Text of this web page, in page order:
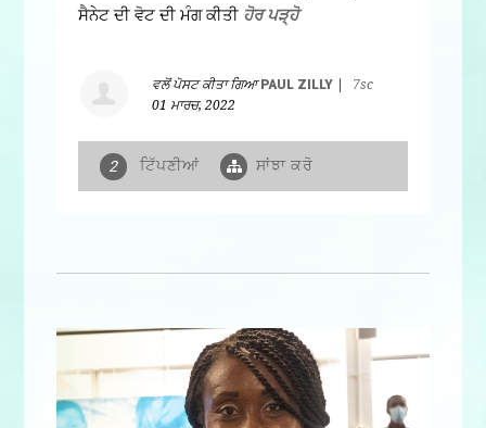
ਸੈਨੇਟ ਦੀ ਵੋਟ ਦੀ ਮੰਗ ਕੀਤੀ ਹੋਰ ਪੜ੍ਹੋ
ਵਲੋਂ ਪੋਸਟ ਕੀਤਾ ਗਿਆ PAUL ZILLY
7sc
01 ਮਾਰਚ, 2022
2 ਟਿੱਪਣੀਆਂ ਸਾਂਝਾ ਕਰੋ